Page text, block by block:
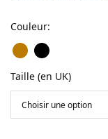
Couleur:
Taille (en UK)